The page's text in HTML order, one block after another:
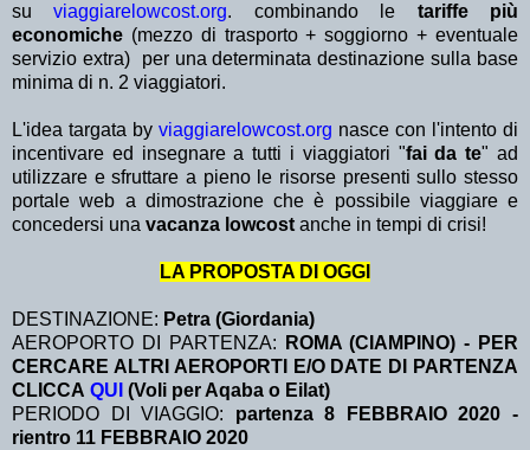
suviaggiarelowcost.org. combinando le tariffe più
economiche (mezzo di trasporto + soggiorno + eventuale
servizio extra)
per una determinata destinazione sulla base
minima di n. 2 viaggiatori.
L'idea targata by viaggiarelowcost.org nasce con l'intento di
incentivare ed insegnare a tutti i viaggiatori "fai da te" ad
utilizzare e sfruttare a pieno le risorse presenti sullo stesso
portale web a dimostrazione che è possibile viaggiare e
concedersi una vacanza lowcost anche in tempi di crisi!
LA PROPOSTA DI OGGI
DESTINAZIONE: Petra (Giordania)
AEROPORTO DI PARTENZA:
ROMA (CIAMPINO) - PER
CERCARE ALTRI AEROPORTI E/O DATE DI PARTENZA
CLICCA QUI (Voli per Aqaba o Eilat)
PERIODO DI VIAGGIO: partenza 8 FEBBRAIO 2020-
rientro 11 FEBBRAIO 2020